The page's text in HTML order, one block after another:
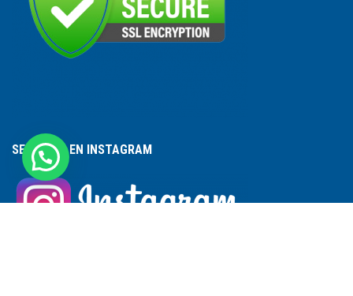
SEGUINOS EN INSTAGRAM